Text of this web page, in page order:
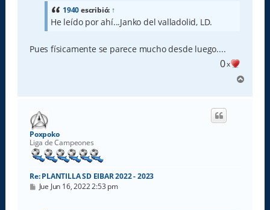
1940escribió: ↑
He leído por ahí...Janko del valladolid, LD.
Pues físicamente se parece mucho desde luego....
0x
r
Poxpoko
Liga de Campeones
Re: PLANTILLA SD EIBAR 2022 - 2023
M
Jue Jun 16, 2022 2:53 pm